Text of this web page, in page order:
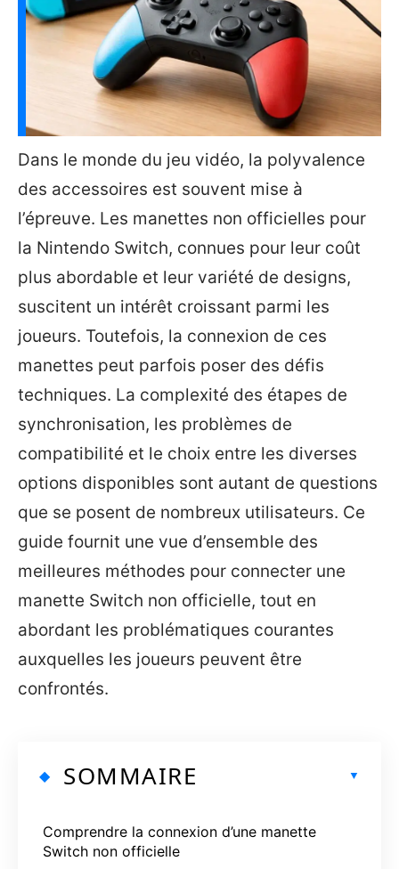
Dans le monde du jeu vidéo, la polyvalence
des accessoires est souvent mise à
l’épreuve. Les manettes non officielles pour
la Nintendo Switch, connues pour leur coût
plus abordable et leur variété de designs,
suscitent un intérêt croissant parmi les
joueurs. Toutefois, la connexion de ces
manettes peut parfois poser des défis
techniques. La complexité des étapes de
synchronisation, les problèmes de
compatibilité et le choix entre les diverses
options disponibles sont autant de questions
que se posent de nombreux utilisateurs. Ce
guide fournit une vue d’ensemble des
meilleures méthodes pour connecter une
manette Switch non officielle, tout en
abordant les problématiques courantes
auxquelles les joueurs peuvent être
confrontés.
SOMMAIRE
Comprendre la connexion d’une manette
Switch non officielle